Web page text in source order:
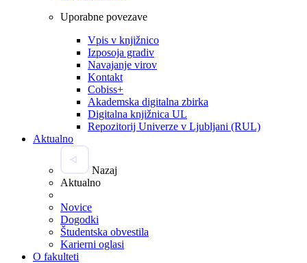
Uporabne povezave
Vpis v knjižnico
Izposoja gradiv
Navajanje virov
Kontakt
Cobiss+
Akademska digitalna zbirka
Digitalna knjižnica UL
Repozitorij Univerze v Ljubljani (RUL)
Aktualno
Nazaj
Aktualno
Novice
Dogodki
Študentska obvestila
Karierni oglasi
O fakulteti